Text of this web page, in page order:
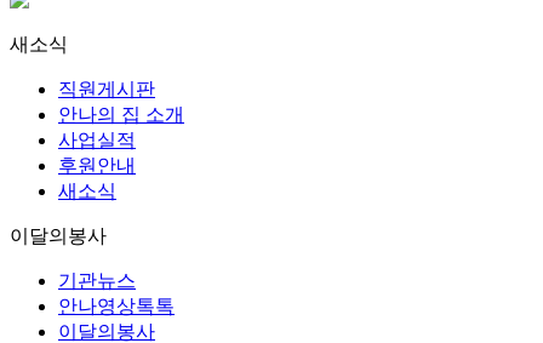
새소식
직원게시판
안나의 집 소개
사업실적
후원안내
새소식
이달의봉사
기관뉴스
안나영상톡톡
이달의봉사